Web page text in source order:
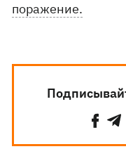
поражение.